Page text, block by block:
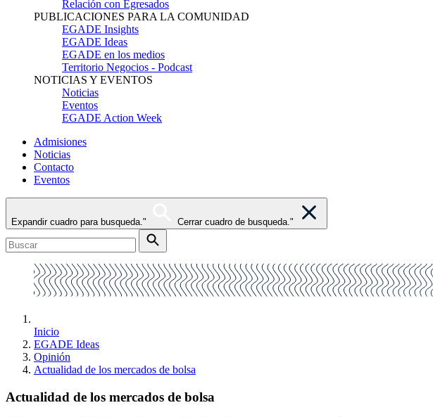
Relación con Egresados
PUBLICACIONES PARA LA COMUNIDAD
EGADE Insights
EGADE Ideas
EGADE en los medios
Territorio Negocios - Podcast
NOTICIAS Y EVENTOS
Noticias
Eventos
EGADE Action Week
Admisiones
Noticias
Contacto
Eventos
Expandir cuadro para busqueda." Cerrar cuadro de busqueda."
Inicio
EGADE Ideas
Opinión
Actualidad de los mercados de bolsa
Actualidad de los mercados de bolsa